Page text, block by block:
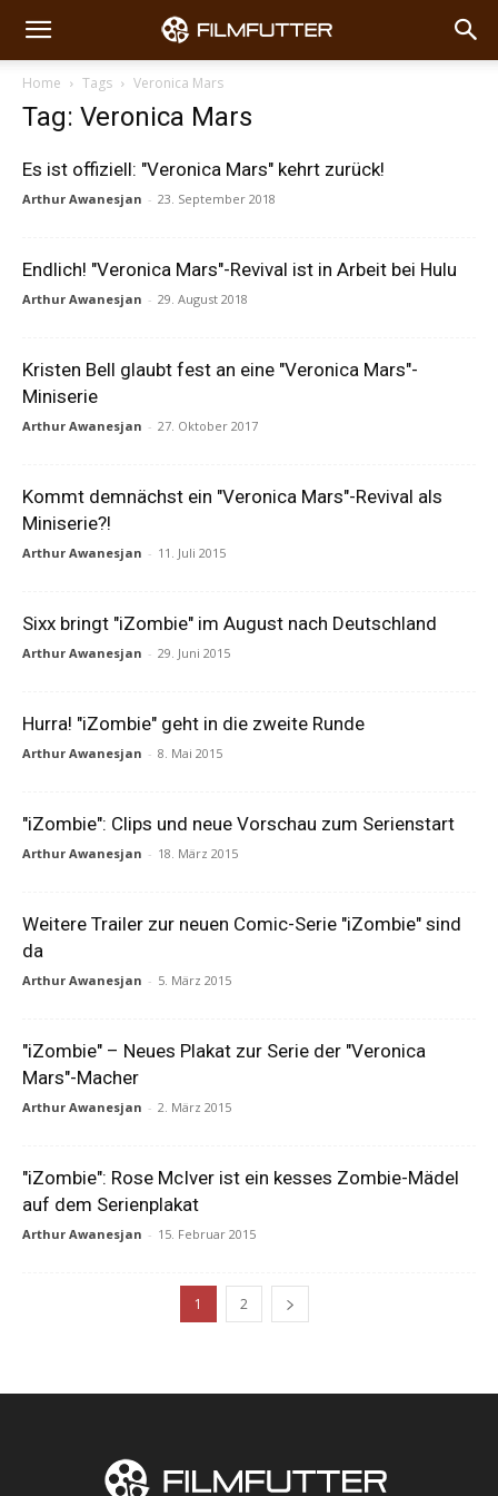
Home Tags Veronica Mars
Tag: Veronica Mars
Es ist offiziell: "Veronica Mars" kehrt zurück!
Arthur Awanesjan - 23. September 2018
Endlich! "Veronica Mars"-Revival ist in Arbeit bei Hulu
Arthur Awanesjan - 29. August 2018
Kristen Bell glaubt fest an eine "Veronica Mars"-
Miniserie
Arthur Awanesjan - 27. Oktober 2017
Kommt demnächst ein "Veronica Mars"-Revival als
Miniserie?!
Arthur Awanesjan - 11. Juli 2015
Sixx bringt "iZombie" im August nach Deutschland
Arthur Awanesjan - 29. Juni 2015
Hurra! "iZombie" geht in die zweite Runde
Arthur Awanesjan - 8. Mai 2015
"iZombie": Clips und neue Vorschau zum Serienstart
Arthur Awanesjan - 18. März 2015
Weitere Trailer zur neuen Comic-Serie "iZombie" sind
da
Arthur Awanesjan - 5. März 2015
"iZombie" – Neues Plakat zur Serie der "Veronica
Mars"-Macher
Arthur Awanesjan - 2. März 2015
"iZombie": Rose McIver ist ein kesses Zombie-Mädel
auf dem Serienplakat
Arthur Awanesjan - 15. Februar 2015
1 2